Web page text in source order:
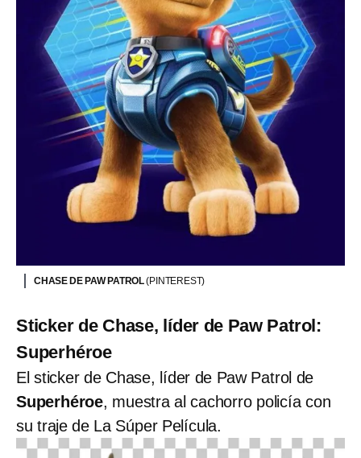
CHASE DE PAW PATROL(PINTEREST)
Sticker de Chase, líder de Paw Patrol:
Superhéroe
El sticker de Chase, líder de Paw Patrol de
Superhéroe, muestra al cachorro policía con
su traje de La Súper Película.